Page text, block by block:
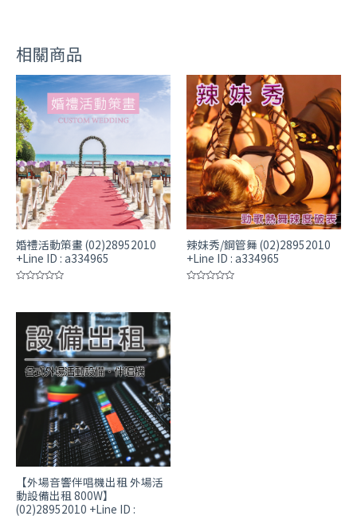
相關商品
婚禮活動策畫 (02)28952010
+Line ID : a334965
滿
辣妹秀/鋼管舞 (02)28952010
+Line ID : a334965
【外場音響伴唱機出租 外場活
動設備出租 800W】
(02)28952010 +Line ID :